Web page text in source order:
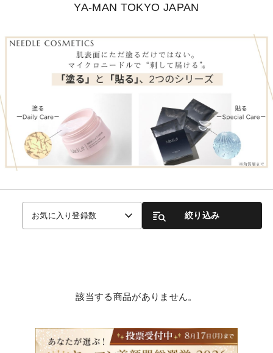
YA-MAN TOKYO JAPAN
お気に入り登録数 絞り込み
該当する商品がありません。